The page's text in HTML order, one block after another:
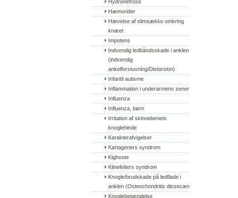
Hydronefrose
Hæmorider
Hævelse af slimsække omkring
knæet
Impotens
Indvendig ledbåndsskade i anklen
(indvendig
ankelforstuvning/Distorsion)
Infantil autisme
Inflammation i underarmens sener
Influenza
Influenza, børn
Irritation af skinnebenets
knoglehinde
Karakterafvigelser
Kartageners syndrom
Kighoste
Klinefelters syndrom
Knogle/brudskade på ledflade i
anklen (Osteochondritis dissecans)
Knoglebetændelse